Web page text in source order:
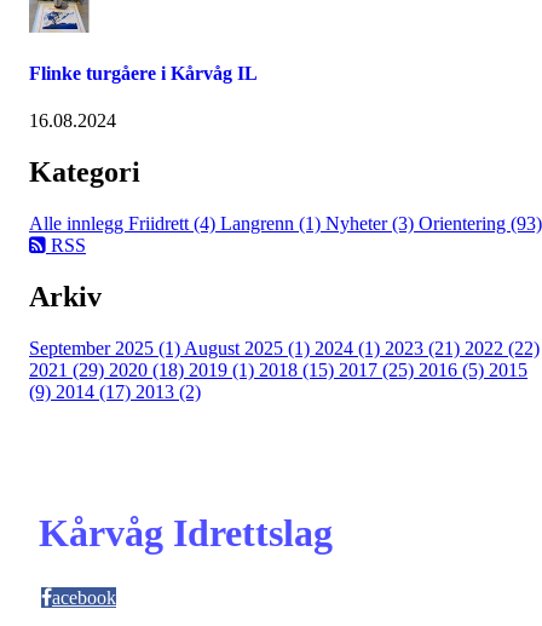
Flinke turgåere i Kårvåg IL
16.08.2024
Kategori
Alle innlegg Friidrett (4) Langrenn (1) Nyheter (3) Orientering (93)
RSS
Arkiv
September 2025 (1) August 2025 (1) 2024 (1) 2023 (21) 2022 (22)
2021 (29) 2020 (18) 2019 (1) 2018 (15) 2017 (25) 2016 (5) 2015
(9) 2014 (17) 2013 (2)
Kårvåg Idrettslag
acebook